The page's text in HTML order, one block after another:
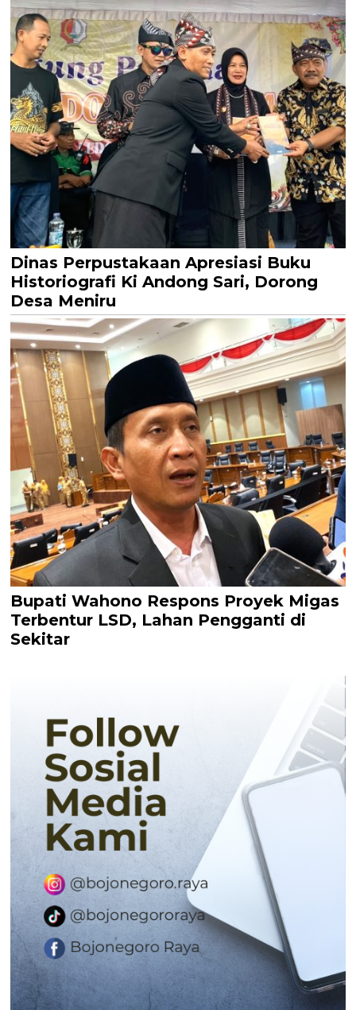
Dinas Perpustakaan Apresiasi Buku
Historiografi Ki Andong Sari, Dorong
Desa Meniru
Bupati Wahono Respons Proyek Migas
Terbentur LSD, Lahan Pengganti di
Sekitar